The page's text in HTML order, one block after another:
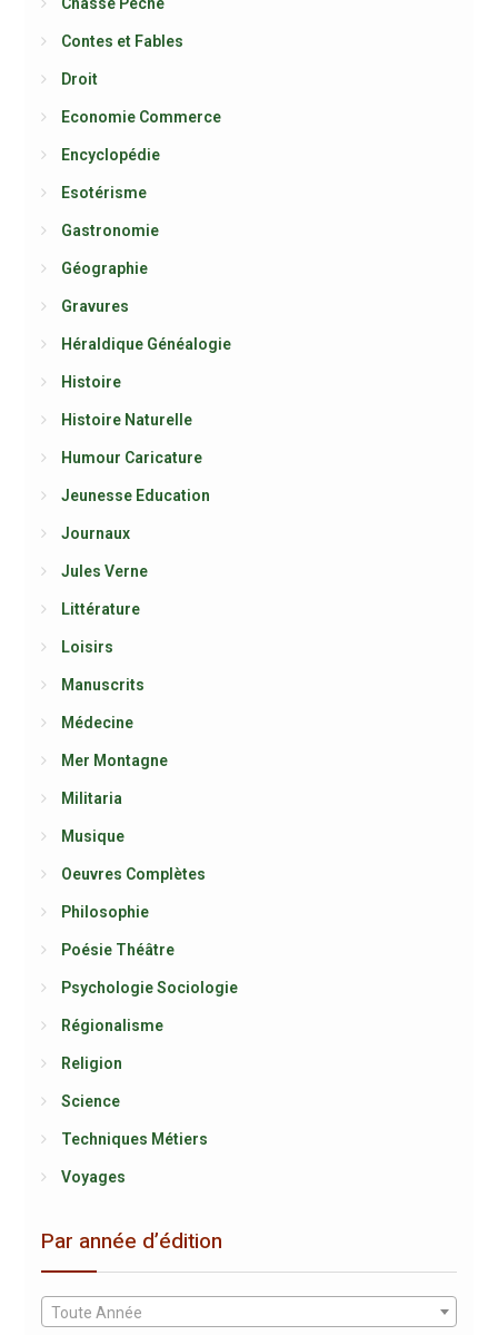
Contes et Fables
Droit
Economie Commerce
Encyclopédie
Esotérisme
Gastronomie
Géographie
Gravures
Héraldique Généalogie
Histoire
Histoire Naturelle
Humour Caricature
Jeunesse Education
Journaux
Jules Verne
Littérature
Loisirs
Manuscrits
Médecine
Mer Montagne
Militaria
Musique
Oeuvres Complètes
Philosophie
Poésie Théâtre
Psychologie Sociologie
Régionalisme
Religion
Science
Techniques Métiers
Voyages
Par année d’édition
Toute Année